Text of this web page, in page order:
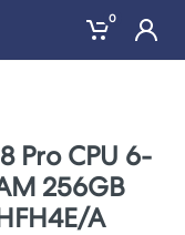
0
Pro CPU 6-
256GB
A